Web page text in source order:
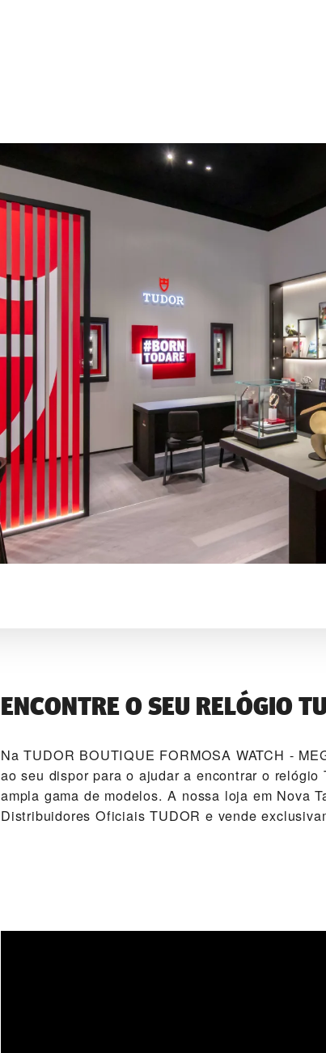
ENCONTRE O SEU RELÓGIO
Na ‭TUDOR BOUTIQUE FORMOSA WATCH -
ao seu dispor para o ajudar a encontrar o
ampla gama de modelos. A nossa loja em Nova
Distribuidores Oficiais TUDOR e vende